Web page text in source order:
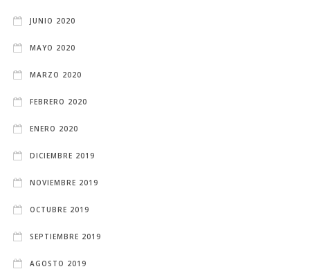
JUNIO 2020
MAYO 2020
MARZO 2020
FEBRERO 2020
ENERO 2020
DICIEMBRE 2019
NOVIEMBRE 2019
OCTUBRE 2019
SEPTIEMBRE 2019
AGOSTO 2019